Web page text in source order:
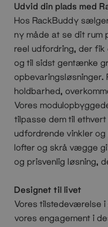
Udvid din plads med
Hos RackBuddy
ny måde at se dit rum
reel udfordring, der fik
og til sidst gentænke
opbevaringsløsninger.
holdbarhed,
Vores
tilpasse dem til ethvert
udfordrende vinkler
lofter og skrå vægge
og prisvenlig løsning,
Designet til livet
Vores tilstedeværelse
vores engagement i